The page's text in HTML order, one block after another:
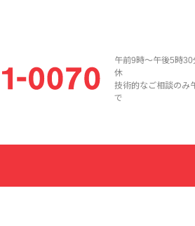
午前9時〜午後5時30
休
技術的なご相談のみ
で